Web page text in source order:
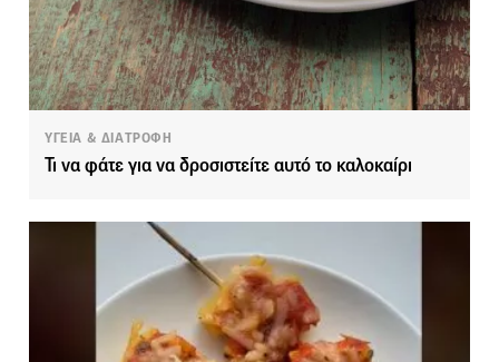
ΥΓΕΙΑ & ΔΙΑΤΡΟΦΗ
Τι να φάτε για να δροσιστείτε αυτό το καλοκαίρι